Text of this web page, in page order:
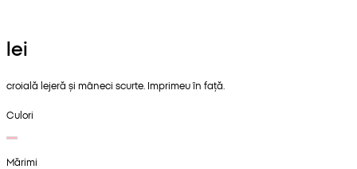
lei
croială lejeră și mâneci scurte. Imprimeu în față.
Culori
Mărimi